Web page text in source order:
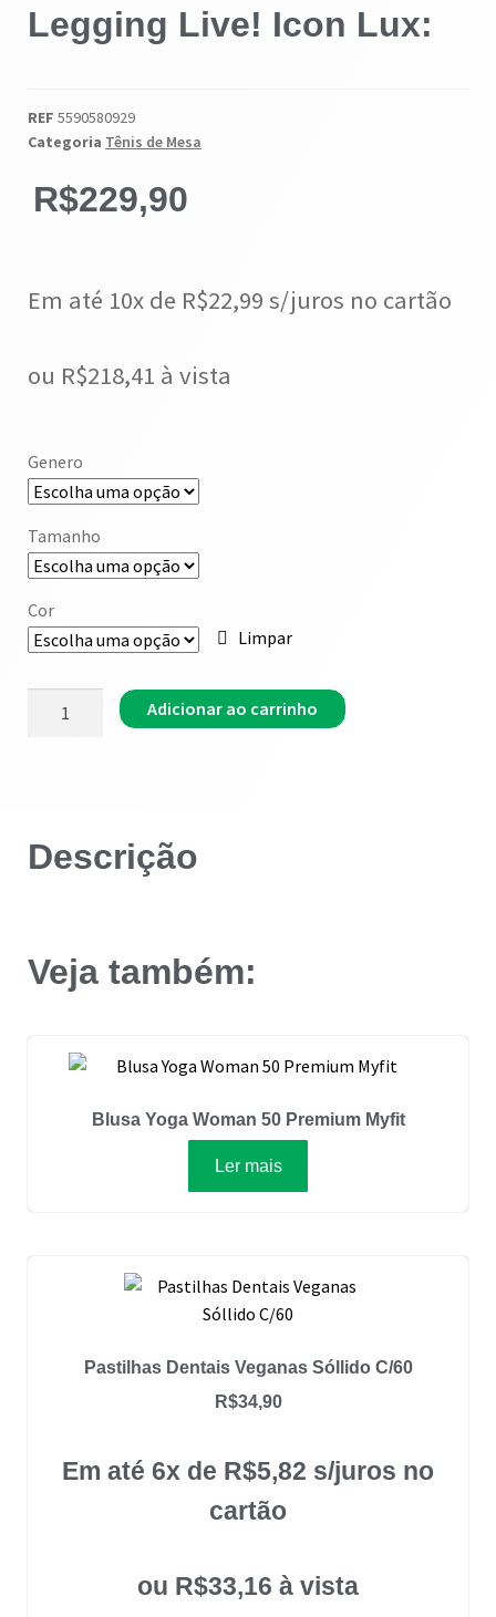
Legging Live! Icon Lux:
REF 5590580929
Categoria Tênis de Mesa
R$229,90
Em até 10x de R$22,99 s/juros no cartão
ou R$218,41 à vista
Genero
Tamanho
Cor
Limpar
Adicionar ao carrinho
Descrição
Veja também:
Blusa Yoga Woman 50 Premium Myfit
Ler mais
Pastilhas Dentais Veganas Sóllido C/60
R$34,90
Em até 6x de R$5,82 s/juros no
cartão
ou R$33,16 à vista